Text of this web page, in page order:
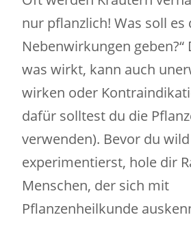
nur pflanzlich! Was soll es
Nebenwirkungen geben?“
was wirkt, kann auch
wirken oder
dafür solltest du die
verwenden). Bevor du wild
experimentierst, hole dir
Menschen, der sich mit
Pflanzenheilkunde